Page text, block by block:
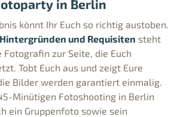
in Berlin
könnt Ihr Euch so richtig austoben.
Hintergründen und Requisiten steht
zur Seite, die Euch
Tobt Euch aus und zeigt Eure
Bilder werden garantiert einmalig.
Minütigen Fotoshooting in Berlin
ein Gruppenfoto sowie sein